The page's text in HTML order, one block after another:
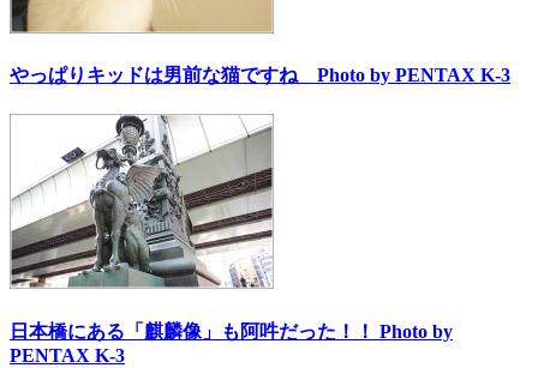
やっぱりキッドは男前な猫ですね Photo by PENTAX K-3
日本橋にある「麒麟像」も阿吽だった！！ Photo by
PENTAX K-3